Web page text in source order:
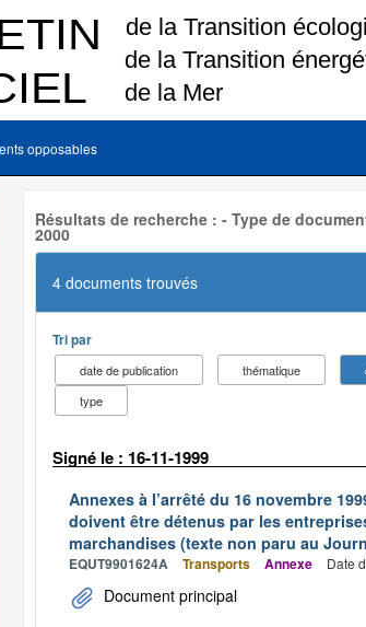
opposables
Résultats de recherche : - Type de
2000
4 documents trouvés
Tri par
date de publication thématique
type
Signé le : 16-11-1999
Annexes à l’arrêté du 16 novembre
doivent être détenus par les
marchandises (texte non paru au
EQUT9901624A Transports Annexe Date
Document principal